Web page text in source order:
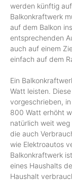
werden künftig
Balkonkraftwerk
auf dem Balkon
entsprechenden
auch auf einem
einfach auf dem
Ein
Watt leisten.
vorgeschrieben,
800 Watt erhöht
natürlich weit weg
die auch
wie Elektroautos
Balkonkraftwerk
eines Haushalts
Haushalt